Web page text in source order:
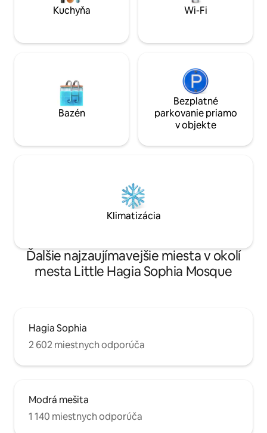
Kuchyňa Wi-Fi
Bazén
Bezplatné
parkovanie priamo
v objekte
Klimatizácia
Ďalšie najzaujímavejšie miesta v okolí
mesta Little Hagia Sophia Mosque
Hagia Sophia
2 602 miestnych odporúča
Modrá mešita
1 140 miestnych odporúča